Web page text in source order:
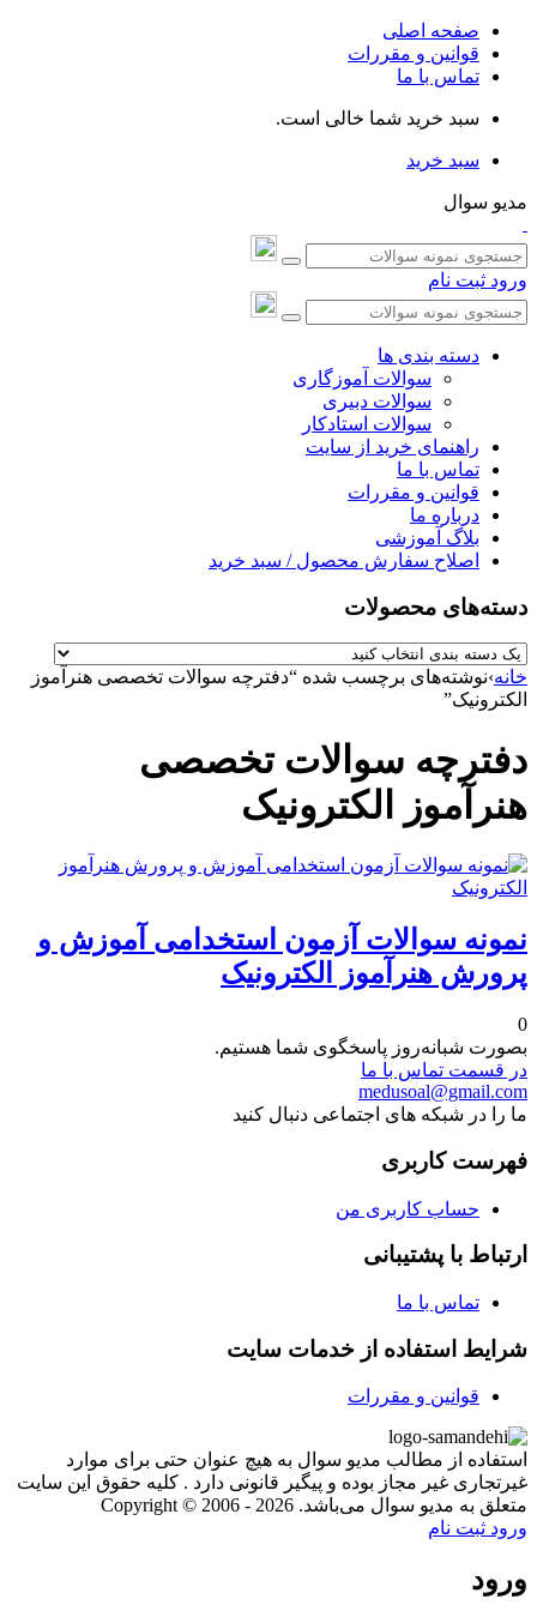
صفحه اصلی
قوانین و مقررات
تماس با ما
سبد خرید شما خالی است.
سبد خرید
مدیو سوال
ورود ثبت نام
دسته بندی ها
سوالات آموزگاری
سوالات دبیری
سوالات استادکار
راهنمای خرید از سایت
تماس با ما
قوانین و مقررات
درباره ما
بلاگ آموزشی
اصلاح سفارش محصول / سبد خرید
دسته‌های محصولات
خانه›نوشته‌های برچسب شده “دفترچه سوالات تخصصی هنرآموز
الکترونیک”
دفترچه سوالات تخصصی
هنرآموز الکترونیک
نمونه سوالات آزمون استخدامی آموزش و
پرورش هنرآموز الکترونیک
0
بصورت شبانه‌روز پاسخگوی شما هستیم.
در قسمت تماس با ما
medusoal@gmail.com
ما را در شبکه های اجتماعی دنبال کنید
فهرست کاربری
حساب کاربری من
ارتباط با پشتیبانی
تماس با ما
شرایط استفاده از خدمات سایت
قوانین و مقررات
استفاده از مطالب مدیو سوال به هیچ عنوان حتی برای موارد
غیرتجاری غیر مجاز بوده و پیگیر قانونی دارد . کلیه حقوق این سایت
متعلق به مدیو سوال می‌باشد. Copyright © 2006 - 2026
ورود ثبت نام
ورود